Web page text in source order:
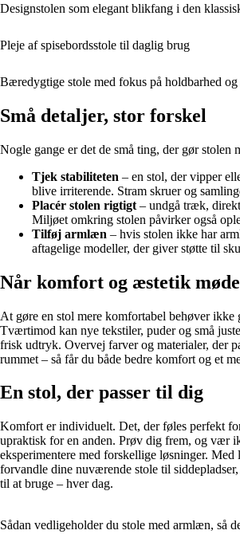
Designstolen som elegant blikfang i den
Pleje af spisebordsstole til daglig brug
Bæredygtige stole med fokus på holdbarhed og
Små detaljer, stor forskel
Nogle gange er det de små ting, der gør stolen
Tjek stabiliteten – en stol, der vipper
blive irriterende. Stram skruer og
Placér stolen rigtigt – undgå træk,
Miljøet omkring stolen påvirker også
Tilføj armlæn – hvis stolen ikke har
aftagelige modeller, der giver støtte til
Når komfort og æstetik
At gøre en stol mere komfortabel behøver ikke
Tværtimod kan nye tekstiler, puder og små
frisk udtryk. Overvej farver og materialer, der
rummet – så får du både bedre komfort og et
En stol, der passer til dig
Komfort er individuelt. Det, der føles perfekt
upraktisk for en anden. Prøv dig frem, og vær
eksperimentere med forskellige løsninger.
forvandle dine nuværende stole til
til at bruge – hver dag.
Sådan vedligeholder du stole med armlæn, så